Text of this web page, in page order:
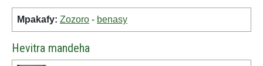
Mpakafy: Zozoro - benasy
Hevitra mandeha